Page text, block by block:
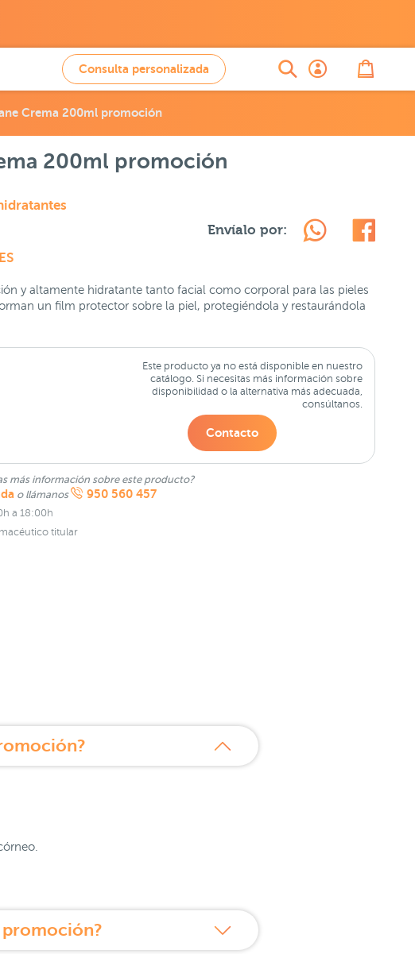
Consulta personalizada
Crema 200ml promoción
200ml promoción
Envíalo por:
y altamente hidratante tanto facial como corporal para las pieles
un film protector sobre la piel, protegiéndola y restaurándola
Este producto ya no está disponible en nuestro
catálogo. Si necesitas más información sobre
disponibilidad o la alternativa más adecuada,
consúltanos.
Contacto
más información sobre este producto?
o llámanos 950 560 457
a 18:00h
titular
promoción?